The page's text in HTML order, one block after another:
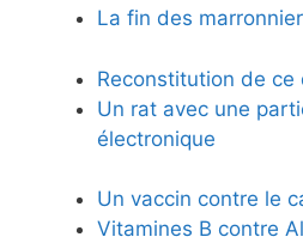
La fin des
Reconstitution de ce
Un rat avec une
électronique
Un vaccin contre le
Vitamines B contre